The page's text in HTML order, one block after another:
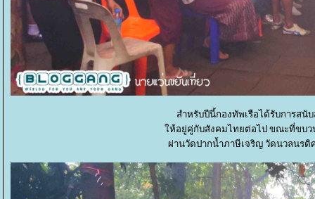
สำหรับปีนี้กองทัพเรือได้รับการสนั
ห้อยู่คู่กับสังคมไทยต่อไป ขณะที่ขบวน
ผ่านวัดปากน้ำภาษีเจริญ วัดนวลนรดิ